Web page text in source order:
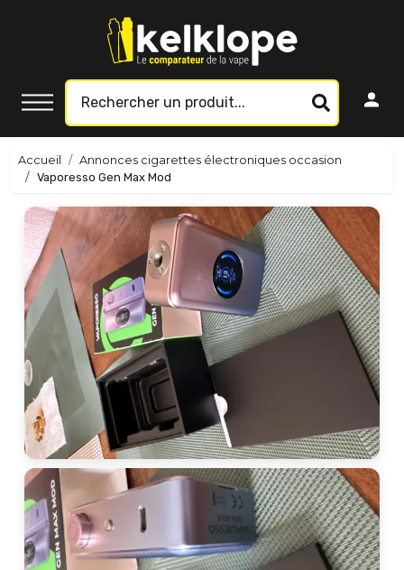
Accueil
Annonces cigarettes électroniques occasion
Vaporesso Gen Max Mod